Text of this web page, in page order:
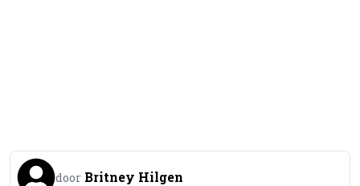
door Britney Hilgen